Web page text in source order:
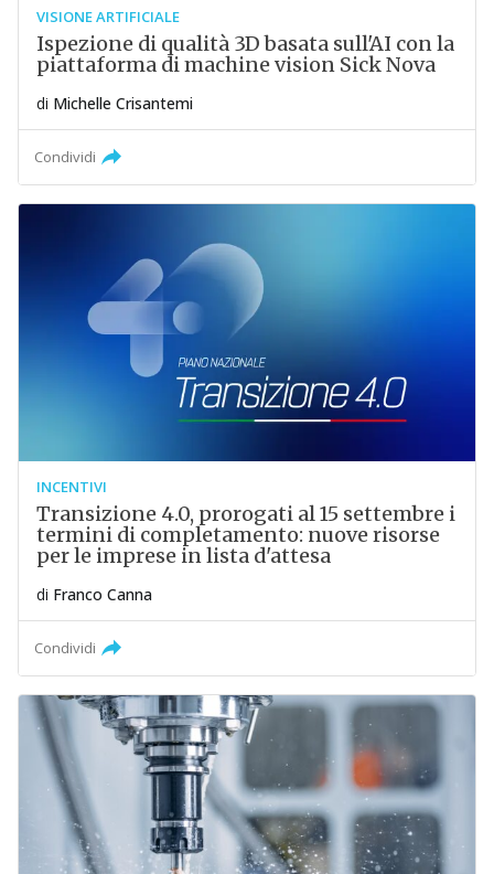
VISIONE ARTIFICIALE
Ispezione di qualità 3D basata sull'AI con la
piattaforma di machine vision Sick Nova
di Michelle Crisantemi
Condividi
INCENTIVI
Transizione 4.0, prorogati al 15 settembre i
termini di completamento: nuove risorse
per le imprese in lista d'attesa
di Franco Canna
Condividi